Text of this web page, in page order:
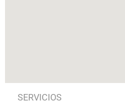
SERVICIOS